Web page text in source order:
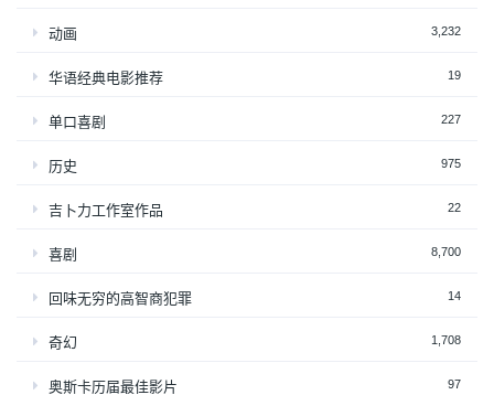
动画 3,232
华语经典电影推荐 19
单口喜剧 227
历史 975
吉卜力工作室作品 22
喜剧 8,700
回味无穷的高智商犯罪 14
奇幻 1,708
奥斯卡历届最佳影片 97